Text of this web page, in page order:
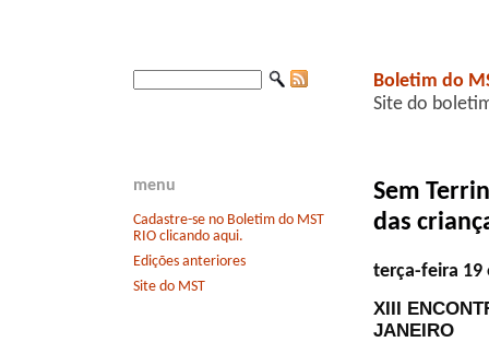
menu
Cadastre-se no Boletim do MST
RIO clicando aqui.
Edições anteriores
Site do MST
Boletim do
Site do
Sem
das
terça-feira
XIII
JANEIRO